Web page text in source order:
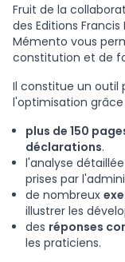
Fruit de la
des Editions
Mémento vous
constitution et de
Il constitue un outil
l'optimisation grâce
plus de 150
déclarations.
l'analyse
prises par
de nombreux
illustrer les
des réponses
les praticiens.